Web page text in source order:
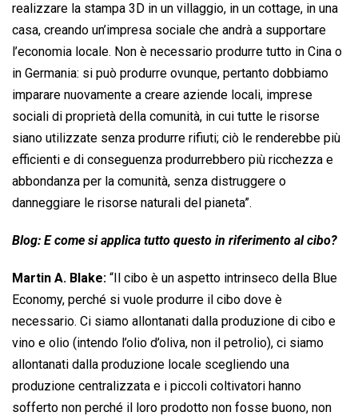
realizzare la stampa 3D in un villaggio, in un cottage, in una
casa, creando un’impresa sociale che andrà a supportare
l’economia locale. Non è necessario produrre tutto in Cina o
in Germania: si può produrre ovunque, pertanto dobbiamo
imparare nuovamente a creare aziende locali, imprese
sociali di proprietà della comunità, in cui tutte le risorse
siano utilizzate senza produrre rifiuti; ciò le renderebbe più
efficienti e di conseguenza produrrebbero più ricchezza e
abbondanza per la comunità, senza distruggere o
danneggiare le risorse naturali del pianeta”.
Blog: E come si applica tutto questo in riferimento al cibo?
Martin A. Blake: “Il cibo è un aspetto intrinseco della Blue
Economy, perché si vuole produrre il cibo dove è
necessario. Ci siamo allontanati dalla produzione di cibo e
vino e olio (intendo l’olio d’oliva, non il petrolio), ci siamo
allontanati dalla produzione locale scegliendo una
produzione centralizzata e i piccoli coltivatori hanno
sofferto non perché il loro prodotto non fosse buono, non